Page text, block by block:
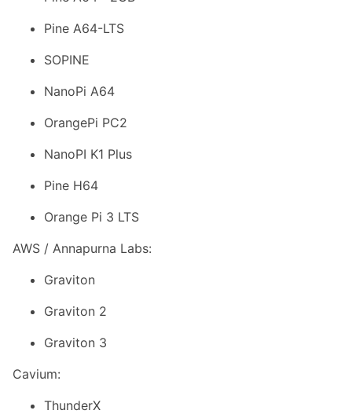
Pine A64-LTS
SOPINE
NanoPi A64
OrangePi PC2
NanoPI K1 Plus
Pine H64
Orange Pi 3 LTS
AWS / Annapurna Labs:
Graviton
Graviton 2
Graviton 3
Cavium:
ThunderX